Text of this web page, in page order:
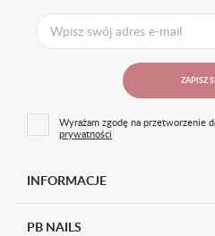
INFORMACJE
PB NAILS
ZAPISZ
Wyrażam zgodę na przetworzenie
prywatności